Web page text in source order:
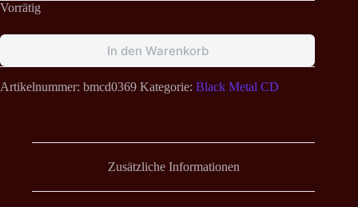
Vorrätig
In den Warenkorb
Artikelnummer: bmcd0369 Kategorie: Black Metal CD
Zusätzliche Informationen